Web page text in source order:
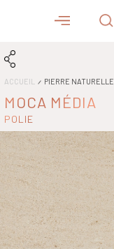
ACCUEIL PIERRE NATURELLE
MOCA MÉDIA
POLIE